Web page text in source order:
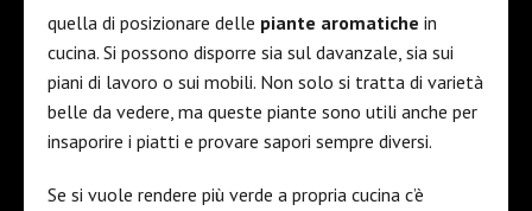
quella di posizionare delle piante aromatiche in
cucina. Si possono disporre sia sul davanzale, sia sui
piani di lavoro o sui mobili. Non solo si tratta di varietà
belle da vedere, ma queste piante sono utili anche per
insaporire i piatti e provare sapori sempre diversi.
Se si vuole rendere più verde a propria cucina c’è